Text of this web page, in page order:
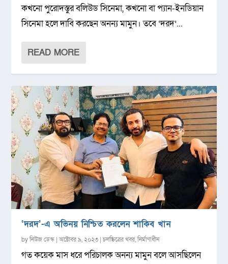
কখনো পুরোদস্তুর বলিউড সিনেমা, কখনো বা প্যান-ইনডিয়ান
সিনেমা হলে দাবি করছেন অনন্য মামুন। তবে ‘দরদ’...
READ MORE
‘দরদ’-এ অভিনয় নিশ্চিত করলেন শাকিব খান
byনিউজ ডেস্ক |অক্টোবর ৯, ২০২৩ |চলচ্চিত্রের খবর,নির্মাণাধীন
গত কয়েক মাস ধরে পরিচালক অনন্য মামুন বলে আসছিলেন